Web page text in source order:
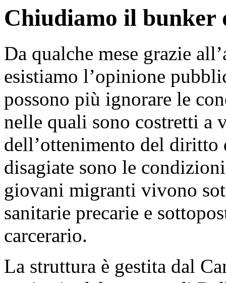
Chiudiamo il bunker
Da qualche mese grazie
esistiamo l’opinione
possono più ignorare le
nelle quali sono costretti a
dell’ottenimento del diritto
disagiate sono le
giovani migranti vivono
sanitarie precarie e
carcerario.
La struttura è gestita dal